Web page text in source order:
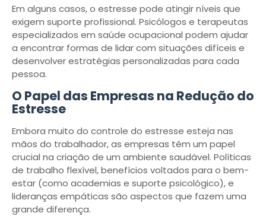
Em alguns casos, o estresse pode atingir níveis que
exigem suporte profissional. Psicólogos e terapeutas
especializados em saúde ocupacional podem ajudar
a encontrar formas de lidar com situações difíceis e
desenvolver estratégias personalizadas para cada
pessoa.
O Papel das Empresas na Redução do
Estresse
Embora muito do controle do estresse esteja nas
mãos do trabalhador, as empresas têm um papel
crucial na criação de um ambiente saudável. Políticas
de trabalho flexível, benefícios voltados para o bem-
estar (como academias e suporte psicológico), e
lideranças empáticas são aspectos que fazem uma
grande diferença.